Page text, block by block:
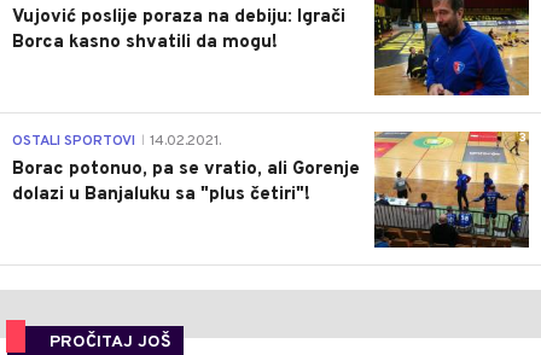
Vujović poslije poraza na debiju: Igrači
Borca kasno shvatili da mogu!
3
OSTALI SPORTOVI 14.02.2021.
Borac potonuo, pa se vratio, ali Gorenje
dolazi u Banjaluku sa "plus četiri"!
PROČITAJ JOŠ